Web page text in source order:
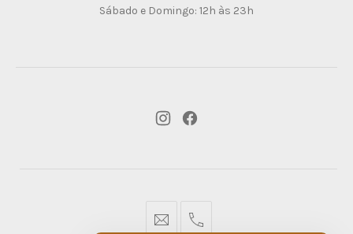
Sábado e Domingo: 12h às 23h
New
New
geral@dmare.pt
917774486